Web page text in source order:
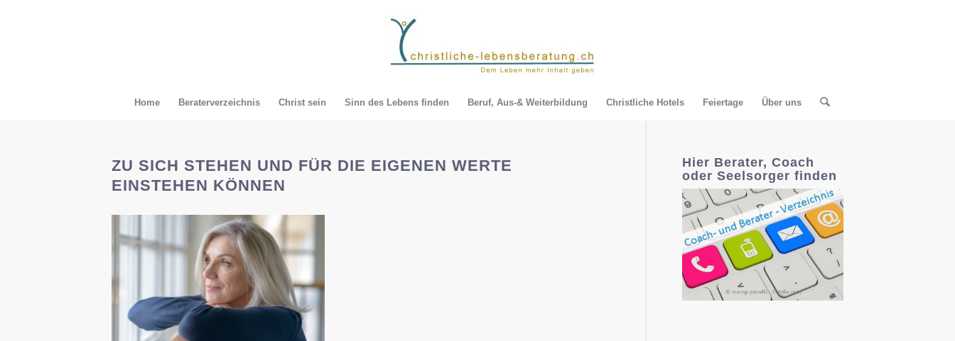
Home Beraterverzeichnis Christ sein Sinn des Lebens finden Beruf, Aus-& Weiterbildung Christliche Hotels Feiertage Über uns
ZU SICH STEHEN UND FÜR DIE EIGENEN WERTE
EINSTEHEN KÖNNEN
Hier Berater, Coach
oder Seelsorger finden